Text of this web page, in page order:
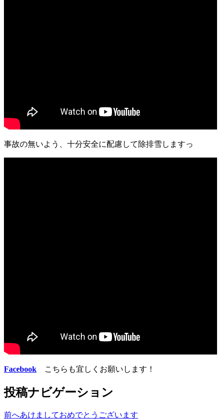
事故の無いよう、十分安全に配慮して除排雪しますっ
Facebook こちらも宜しくお願いします！
投稿ナビゲーション
前へあけましておめでとうございます